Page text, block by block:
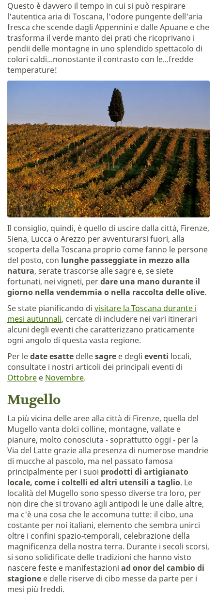
Questo è davvero il tempo in cui si può respirare
l'autentica aria di Toscana, l'odore pungente dell'aria
fresca che scende dagli Appennini e dalle Apuane e che
trasforma il verde manto dei prati che ricoprivano i
pendii delle montagne in uno splendido spettacolo di
colori caldi...nonostante il contrasto con le...fredde
temperature!
Il consiglio, quindi, è quello di uscire dalla città, Firenze,
Siena, Lucca o Arezzo per avventurarsi fuori, alla
scoperta della Toscana proprio come fanno le persone
del posto, con lunghe passeggiate in mezzo alla
natura, serate trascorse alle sagre e, se siete
fortunati, nei vigneti, perdare una mano durante il
giorno nella vendemmia o nella raccolta delle olive.
Se state pianificando di visitare la Toscana durante i
mesi autunnali, cercate di includere nei vari itinerari
alcuni degli eventi che caratterizzano praticamente
ogni angolo di questa vasta regione.
Per ledate esatte dellesagre e degli eventi locali,
consultate i nostri articoli dei principali eventi di
Ottobre e Novembre.
Mugello
La più vicina delle aree alla città di Firenze, quella del
Mugello vanta dolci colline, montagne, vallate e
pianure, molto conosciuta - soprattutto oggi - per la
Via del Latte grazie alla presenza di numerose mandrie
di mucche al pascolo, ma nel passato famosa
principalmente per i suoi prodotti di artigianato
locale, come i coltelli ed altri utensili a taglio. Le
località del Mugello sono spesso diverse tra loro, per
non dire che si trovano agli antipodi le une dalle altre,
ma c'è una cosa che le accomuna tutte: il cibo, una
costante per noi italiani, elemento che sembra unirci
oltre i confini spazio-temporali, celebrazione della
magnificenza della nostra terra. Durante i secoli scorsi,
si sono solidificate delle tradizioni che hanno visto
nascere feste e manifestazioni ad onor del cambio di
stagione e delle riserve di cibo messe da parte per i
mesi più freddi.